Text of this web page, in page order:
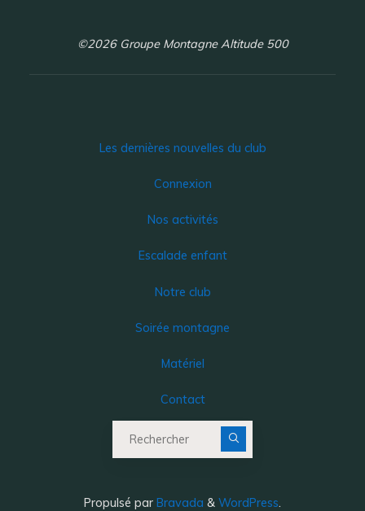
©2026 Groupe Montagne Altitude 500
Les dernières nouvelles du club
Connexion
Nos activités
Escalade enfant
Notre club
Soirée montagne
Matériel
Contact
Propulsé par Bravada & WordPress.